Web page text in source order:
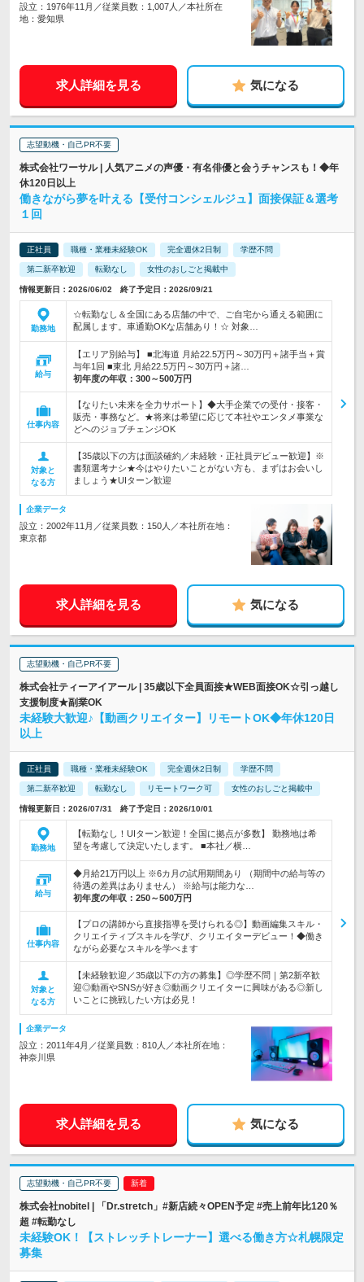
設立：1976年11月／従業員数：1,007人／本社所在
地：愛知県
求人詳細を見る 気になる
志望動機・自己PR不要
株式会社ワーサル | 人気アニメの声優・有名俳優と会うチャンスも！◆年
休120日以上
働きながら夢を叶える【受付コンシェルジュ】面接保証＆選考
１回
正社員 職種・業種未経験OK 完全週休2日制 学歴不問
第二新卒歓迎 転勤なし 女性のおしごと掲載中
情報更新日：2026/06/02 終了予定日：2026/09/21
勤務地
☆転勤なし＆全国にある店舗の中で、ご自宅から通える範囲に
配属します。車通勤OKな店舗あり！☆ 対象…
給与
【エリア別給与】 ■北海道 月給22.5万円～30万円＋諸手当＋賞
与年1回 ■東北 月給22.5万円～30万円＋諸…
初年度の年収： 300～500万円
仕事内容
【なりたい未来を全力サポート】◆大手企業での受付・接客・
販売・事務など。★将来は希望に応じて本社やエンタメ事業な
どへのジョブチェンジOK
対象と
なる方
【35歳以下の方は面談確約／未経験・正社員デビュー歓迎】※
書類選考ナシ★今はやりたいことがない方も、まずはお会いし
ましょう★UIターン歓迎
企業データ
設立：2002年11月／従業員数：150人／本社所在地：
東京都
求人詳細を見る 気になる
志望動機・自己PR不要
株式会社ティーアイアール | 35歳以下全員面接★WEB面接OK☆引っ越し
支援制度★副業OK
未経験大歓迎♪【動画クリエイター】リモートOK◆年休120日
以上
正社員 職種・業種未経験OK 完全週休2日制 学歴不問
第二新卒歓迎 転勤なし リモートワーク可 女性のおしごと掲載中
情報更新日：2026/07/31 終了予定日：2026/10/01
勤務地
【転勤なし！UIターン歓迎！全国に拠点が多数】 勤務地は希
望を考慮して決定いたします。 ■本社／横…
給与
◆月給21万円以上 ※6カ月の試用期間あり （期間中の給与等の
待遇の差異はありません） ※給与は能力な…
初年度の年収： 250～500万円
仕事内容
【プロの講師から直接指導を受けられる◎】動画編集スキル・
クリエイティブスキルを学び、クリエイターデビュー！◆働き
ながら必要なスキルを学べます
対象と
なる方
【未経験歓迎／35歳以下の方の募集】◎学歴不問｜第2新卒歓
迎◎動画やSNSが好き◎動画クリエイターに興味がある◎新し
いことに挑戦したい方は必見！
企業データ
設立：2011年4月／従業員数：810人／本社所在地：
神奈川県
求人詳細を見る 気になる
志望動機・自己PR不要
株式会社nobitel | 「Dr.stretch」#新店続々OPEN予定 #売上前年比120％
超 #転勤なし
未経験OK！【ストレッチトレーナー】選べる働き方☆札幌限定
募集